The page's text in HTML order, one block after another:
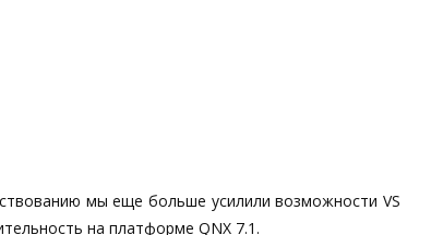
мы еще больше усилили возможности VS
на платформе QNX 7.1.